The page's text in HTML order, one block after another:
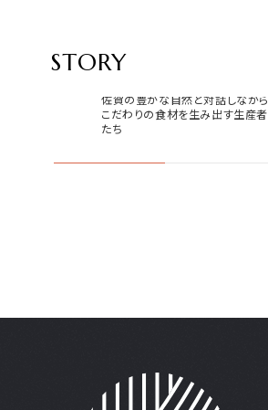
STORY
食
佐賀の豊かな自然と対話しながら
こだわりの食材を生み出す生産者
たち